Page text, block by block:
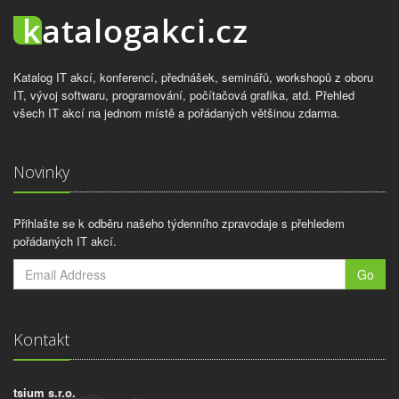
Katalog IT akcí, konferencí, přednášek, seminářů, workshopů z oboru
IT, vývoj softwaru, programování, počítačová grafika, atd. Přehled
všech IT akcí na jednom místě a pořádaných většinou zdarma.
Novinky
Přihlašte se k odběru našeho týdenního zpravodaje s přehledem
pořádaných IT akcí.
Go
Kontakt
tsium s.r.o.